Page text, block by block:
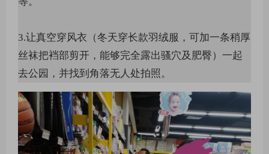
3.让真空穿风衣（冬天穿长款羽绒服，可加一条稍厚
丝袜把裆部剪开，能够完全露出骚穴及肥臀）一起
去公园，并找到角落无人处拍照。